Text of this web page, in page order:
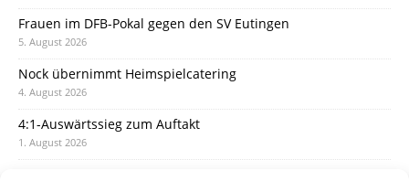
Frauen im DFB-Pokal gegen den SV Eutingen
5. August 2026
Nock übernimmt Heimspielcatering
4. August 2026
4:1-Auswärtssieg zum Auftakt
1. August 2026